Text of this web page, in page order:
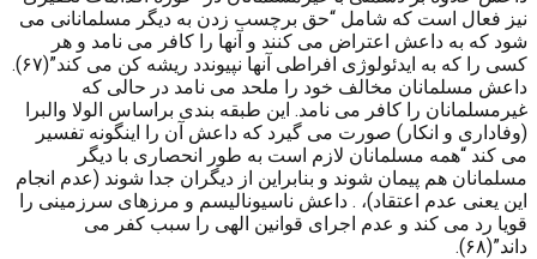
نیز فعال است که شامل “حق برچسب زدن به دیگر مسلمانانی می
شود که به داعش اعتراض می کنند و آنها را کافر می نامد و هر
کسی را که به ایدئولوژی افراطی آنها نپیوندد ریشه کن می کند”(۶۷).
داعش مسلمانان مخالف خود را ملحد می نامد در حالی که
غیرمسلمانان را کافر می نامد. این طبقه بندی براساس الولا والبرا
(وفاداری و انکار) صورت می گیرد که داعش آن را اینگونه تفسیر
می کند “همه مسلمانان لازم است به طور انحصاری با دیگر
مسلمانان هم پیمان شوند و بنابراین از دیگران جدا شوند (عدم انجام
این یعنی عدم اعتقاد)، . داعش ناسیونالیسم و مرزهای سرزمینی را
قویا رد می کند و عدم اجرای قوانین الهی را سبب کفر می
داند”(۶۸).